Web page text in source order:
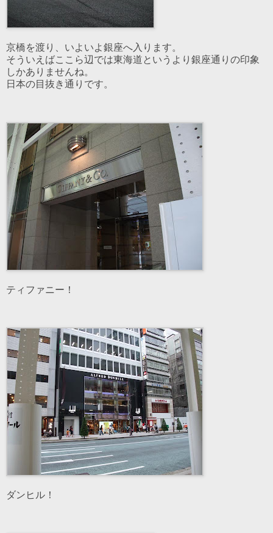
京橋を渡り、いよいよ銀座へ入ります。
そういえばここら辺では東海道というより銀座通りの印象
しかありませんね。
日本の目抜き通りです。
ティファニー！
ダンヒル！